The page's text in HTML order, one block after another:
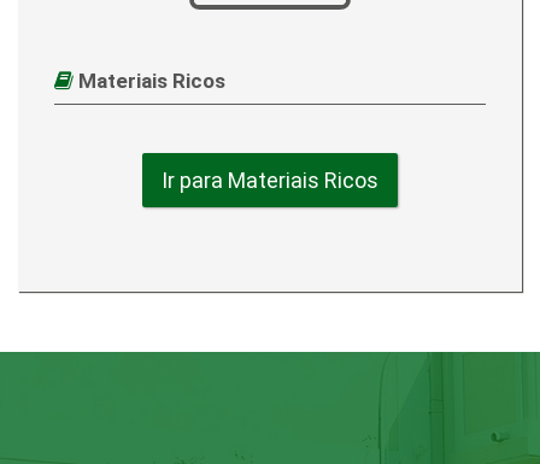
Materiais Ricos
Ir para Materiais Ricos